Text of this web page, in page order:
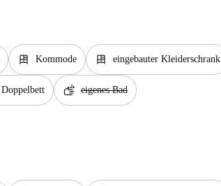
dresser Kommode dresser eingebauter Kleiderschrank
Doppelbett soap eigenes Bad